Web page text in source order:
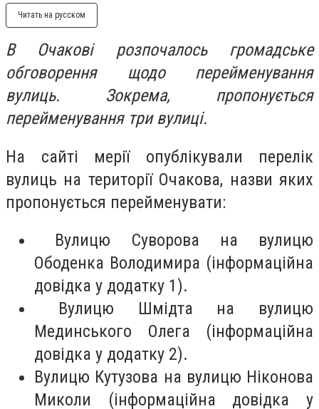
Читать на русском
В Очакові розпочалось громадське
обговорення щодо перейменування
вулиць. Зокрема, пропонується
перейменування три вулиці.
На сайті мерії опублікували перелік
вулиць на території Очакова, назви яких
пропонується перейменувати:
Вулицю Суворова на вулицю
Ободенка Володимира (інформаційна
довідка у додатку 1).
Вулицю Шмідта на вулицю
Мединського Олега (інформаційна
довідка у додатку 2).
Вулицю Кутузова на вулицю Ніконова
Миколи (інформаційна довідка у